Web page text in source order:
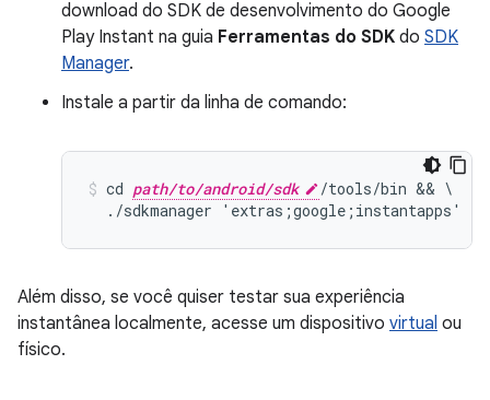
download do SDK de desenvolvimento do Google
Play Instant na guia Ferramentas do SDK do SDK
Manager.
Instale a partir da linha de comando:
cd path/to/android/sdk
/tools/bin && \
Além disso, se você quiser testar sua experiência
instantânea localmente, acesse um dispositivo virtual ou
físico.